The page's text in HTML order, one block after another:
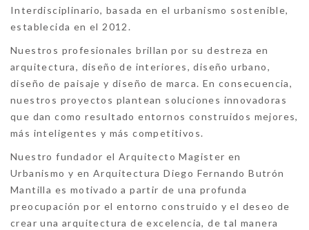
Interdisciplinario, basada en el urbanismo sostenible,
establecida en el 2012.
Nuestros profesionales brillan por su destreza en
arquitectura, diseño de interiores, diseño urbano,
diseño de paisaje y diseño de marca. En consecuencia,
nuestros proyectos plantean soluciones innovadoras
que dan como resultado entornos construidos mejores,
más inteligentes y más competitivos.
Nuestro fundador el Arquitecto Magister en
Urbanismo y en Arquitectura Diego Fernando Butrón
Mantilla es motivado a partir de una profunda
preocupación por el entorno construido y el deseo de
crear una arquitectura de excelencia, de tal manera